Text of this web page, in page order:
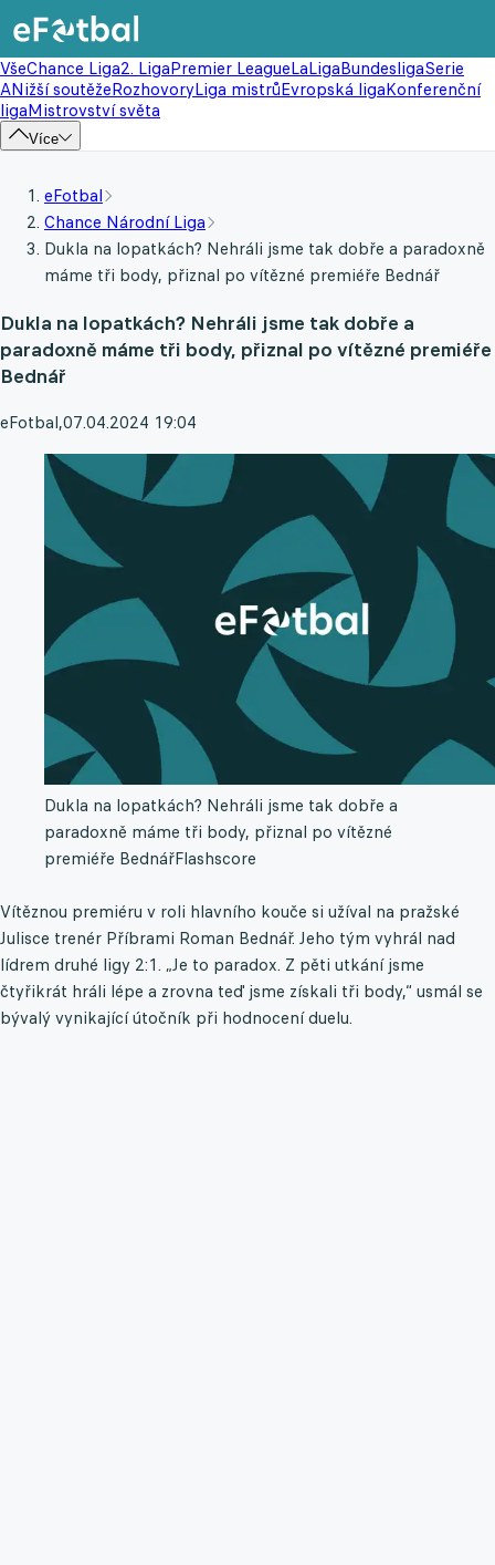
VšeChance Liga2. LigaPremier LeagueLaLigaBundesligaSerie
ANižší soutěžeRozhovoryLiga mistrůEvropská ligaKonferenční
ligaMistrovství světa
Více
eFotbal
Chance Národní Liga
Dukla na lopatkách? Nehráli jsme tak dobře a paradoxně
máme tři body, přiznal po vítězné premiéře Bednář
Dukla na lopatkách? Nehráli jsme tak dobře a
paradoxně máme tři body, přiznal po vítězné premiéře
Bednář
eFotbal,07.04.2024 19:04
Dukla na lopatkách? Nehráli jsme tak dobře a
paradoxně máme tři body, přiznal po vítězné
premiéře BednářFlashscore
Vítěznou premiéru v roli hlavního kouče si užíval na pražské
Julisce trenér Příbrami Roman Bednář. Jeho tým vyhrál nad
lídrem druhé ligy 2:1. „Je to paradox. Z pěti utkání jsme
čtyřikrát hráli lépe a zrovna teď jsme získali tři body,“ usmál se
bývalý vynikající útočník při hodnocení duelu.